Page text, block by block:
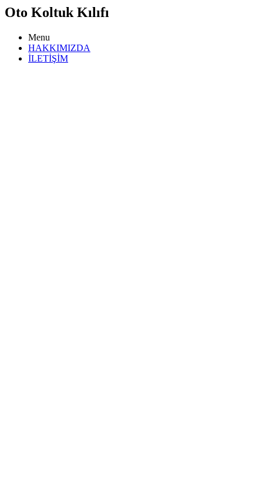
Oto Koltuk Kılıfı
Menu
HAKKIMIZDA
İLETİŞİM